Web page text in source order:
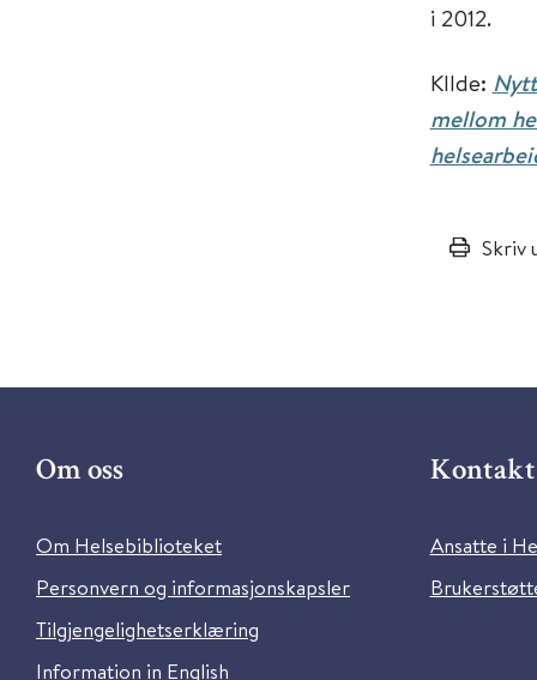
i 2012.
KIlde:
mellom
Skriv
Om oss
Om Helsebiblioteket
Personvern og informasjonskapsler
Tilgjengelighetserklæring
Information in English
Kontakt
Ansatte i